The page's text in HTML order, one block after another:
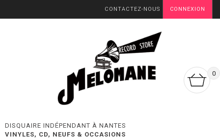
CONNEXION
CONTACTEZ-NOUS
0
DISQUAIRE INDÉPENDANT À NANTES
VINYLES, CD, NEUFS & OCCASIONS